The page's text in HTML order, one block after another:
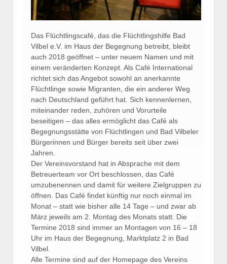
Das Flüchtlingscafé, das die Flüchtlingshilfe Bad
Vilbel e.V. im Haus der Begegnung betreibt, bleibt
auch 2018 geöffnet – unter neuem Namen und mit
einem veränderten Konzept. Als Café International
richtet sich das Angebot sowohl an anerkannte
Flüchtlinge sowie Migranten, die ein anderer Weg
nach Deutschland geführt hat. Sich kennenlernen,
miteinander reden, zuhören und Vorurteile
beseitigen – das alles ermöglicht das Café als
Begegnungsstätte von Flüchtlingen und Bad Vilbeler
Bürgerinnen und Bürger bereits seit über zwei
Jahren.
Der Vereinsvorstand hat in Absprache mit dem
Betreuerteam vor Ort beschlossen, das Café
umzubenennen und damit für weitere Zielgruppen zu
öffnen. Das Café findet künftig nur noch einmal im
Monat – statt wie bisher alle 14 Tage – und zwar ab
März jeweils am 2. Montag des Monats statt. Die
Termine 2018 sind immer an Montagen von 16 – 18
Uhr im Haus der Begegnung, Marktplatz 2 in Bad
Vilbel.
Alle Termine sind auf der Homepage des Vereins